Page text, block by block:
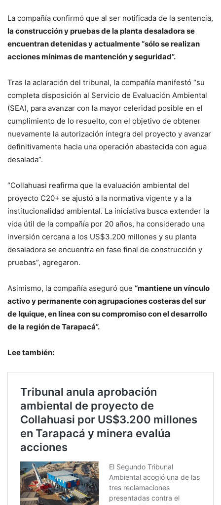
La compañía confirmó que al ser notificada de la sentencia,
la construcción y pruebas de la planta desaladora se
encuentran detenidas y actualmente “sólo se realizan
acciones mínimas de mantención y seguridad”.
Tras la aclaración del tribunal, la compañía manifestó “su
completa disposición al Servicio de Evaluación Ambiental
(SEA), para avanzar con la mayor celeridad posible en el
cumplimiento de lo resuelto, con el objetivo de obtener
nuevamente la autorización íntegra del proyecto y avanzar
definitivamente hacia una operación abastecida con agua
desalada”.
“Collahuasi reafirma que la evaluación ambiental del
proyecto C20+ se ajustó a la normativa vigente y a la
institucionalidad ambiental. La iniciativa busca extender la
vida útil de la compañía por 20 años, ha considerado una
inversión cercana a los US$3.200 millones y su planta
desaladora se encuentra en fase final de construcción y
pruebas”, agregaron.
Asimismo, la compañía aseguró que “mantiene un vínculo
activo y permanente con agrupaciones costeras del sur
de Iquique, en línea con su compromiso con el desarrollo
de la región de Tarapacá”.
Lee también: